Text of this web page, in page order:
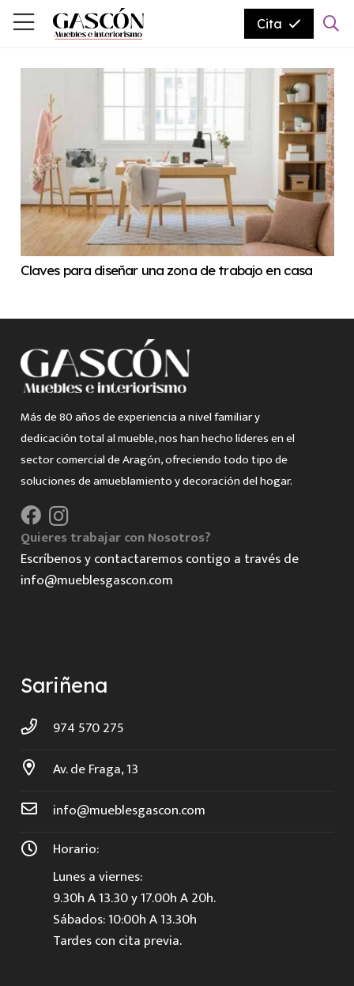
Cita
Claves para diseñar una zona de trabajo en casa
Más de 80 años de experiencia a nivel familiar y
dedicación total al mueble, nos han hecho líderes en el
sector comercial de Aragón, ofreciendo todo tipo de
soluciones de amueblamiento y decoración del hogar.
Quieres trabajar con Nosotros?
Escríbenos y contactaremos contigo a través de
info@mueblesgascon.com
Sariñena
974 570 275
Av. de Fraga, 13
info@mueblesgascon.com
Horario:
Lunes a viernes:
9.30h A 13.30 y 17.00h A 20h.
Sábados: 10:00h A 13.30h
Tardes con cita previa.